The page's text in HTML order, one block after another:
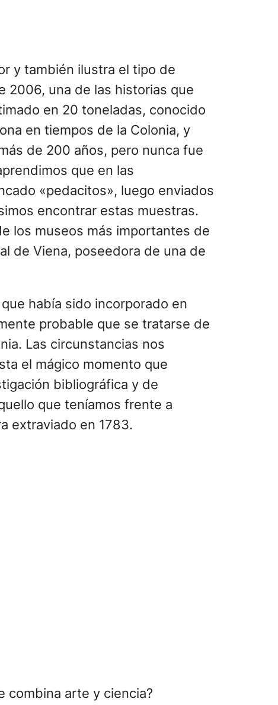
y también ilustra el tipo de
una de las historias que
en 20 toneladas, conocido
en tiempos de la Colonia, y
de 200 años, pero nunca fue
que en las
«pedacitos», luego enviados
encontrar estas muestras.
los museos más importantes de
de Viena, poseedora de una de
había sido incorporado en
probable que se tratarse de
Las circunstancias nos
el mágico momento que
bibliográfica y de
que teníamos frente a
extraviado en 1783.
combina arte y ciencia?